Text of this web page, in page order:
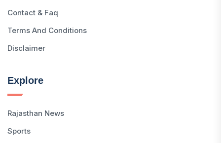
Contact & Faq
Terms And Conditions
Disclaimer
Explore
Rajasthan News
Sports